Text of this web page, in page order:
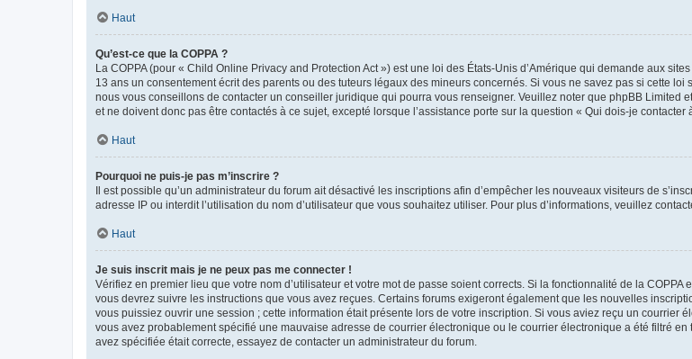
Haut
Qu’est-ce que la COPPA ?
La COPPA (pour « Child Online Privacy and Protection Act ») est une loi des États-Unis d’Amérique qui demande aux
13 ans un consentement écrit des parents ou des tuteurs légaux des mineurs concernés. Si vous ne savez pas si cette
nous vous conseillons de contacter un conseiller juridique qui pourra vous renseigner. Veuillez noter que phpBB Limited
et ne doivent donc pas être contactés à ce sujet, excepté lorsque l’assistance porte sur la question « Qui dois-je contacter
Haut
Pourquoi ne puis-je pas m’inscrire ?
Il est possible qu’un administrateur du forum ait désactivé les inscriptions afin d’empêcher les nouveaux visiteurs de
adresse IP ou interdit l’utilisation du nom d’utilisateur que vous souhaitez utiliser. Pour plus d’informations, veuillez
Haut
Je suis inscrit mais je ne peux pas me connecter !
Vérifiez en premier lieu que votre nom d’utilisateur et votre mot de passe soient corrects. Si la fonctionnalité de la
vous devrez suivre les instructions que vous avez reçues. Certains forums exigeront également que les nouvelles
vous puissiez ouvrir une session ; cette information était présente lors de votre inscription. Si vous aviez reçu un courrier
vous avez probablement spécifié une mauvaise adresse de courrier électronique ou le courrier électronique a été filtré
avez spécifiée était correcte, essayez de contacter un administrateur du forum.